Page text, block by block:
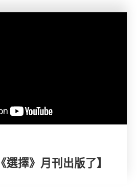
選擇》月刊出版了】